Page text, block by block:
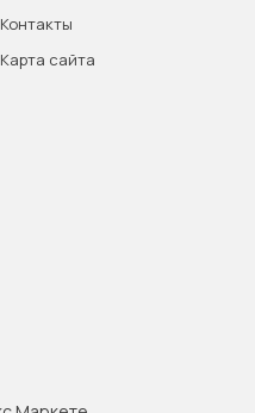
Контакты
Карта сайта